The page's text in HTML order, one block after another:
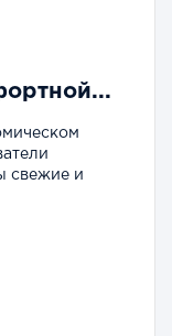
свежие и